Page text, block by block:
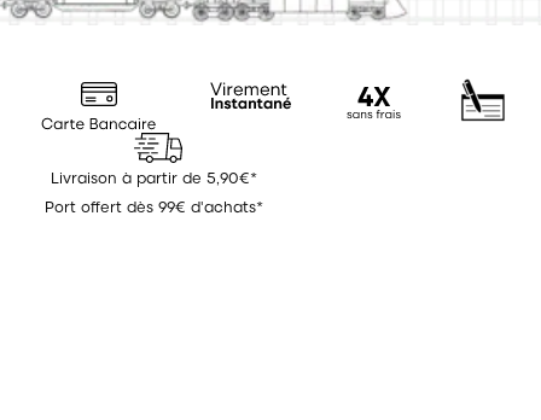
Livraison à partir de 5,90€*
Port offert dès 99€ d'achats*